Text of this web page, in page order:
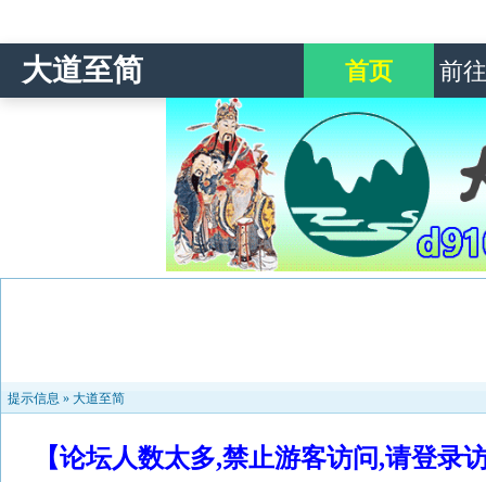
大道至简 首页 前
提示信息 » 大道至简
【论坛人数太多,禁止游客访问,请登